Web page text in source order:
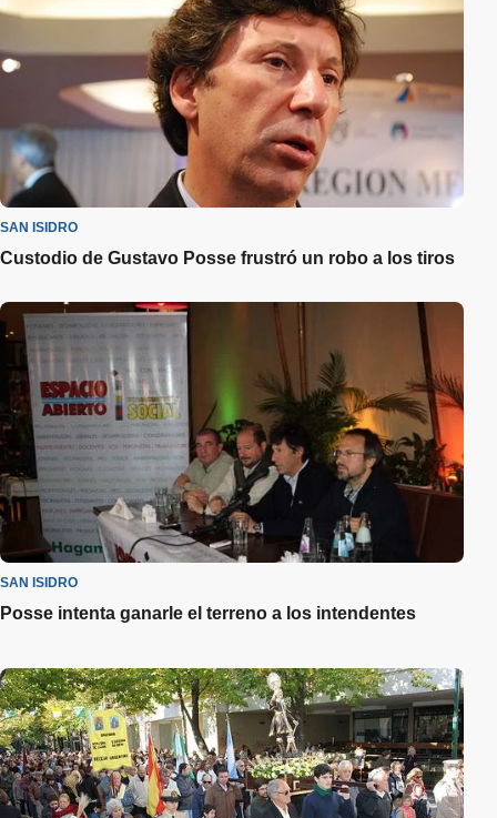
SAN ISIDRO
Custodio de Gustavo Posse frustró un robo a los tiros
SAN ISIDRO
Posse intenta ganarle el terreno a los intendentes